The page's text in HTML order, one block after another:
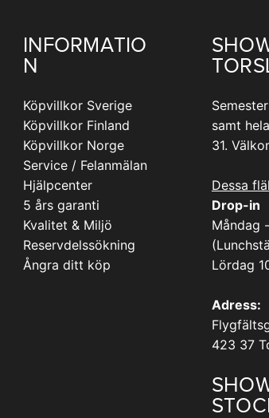
INFORMATIO
N
Köpvillkor Sverige
Köpvillkor Finland
Köpvillkor Norge
Service / Felanmälan
Hjälpcenter
5 års garanti
Kvalitet & Miljö
Reservdelssökning
Ångra ditt köp
samt
31.
Dessa
Drop-in
Måndag
Lördag
Adress:
423 37